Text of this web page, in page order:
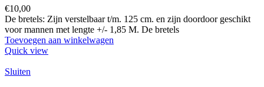
€10,00
De bretels: Zijn verstelbaar t/m. 125 cm. en zijn doordoor geschikt
voor mannen met lengte +/- 1,85 M. De bretels
Toevoegen aan winkelwagen
Quick view
Sluiten